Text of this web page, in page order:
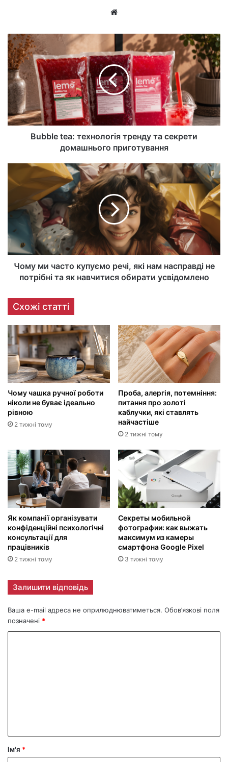
са
йт
Bubble tea: технологія тренду та секрети
домашнього приготування
Чому ми часто купуємо речі, які нам насправді не
потрібні та як навчитися обирати усвідомлено
Схожі статті
Чому чашка ручної роботи
ніколи не буває ідеально
рівною
2 тижні тому
Проба, алергія, потемніння:
питання про золоті
каблучки, які ставлять
найчастіше
2 тижні тому
Як компанії організувати
конфіденційні психологічні
консультації для
працівників
2 тижні тому
Секреты мобильной
фотографии: как выжать
максимум из камеры
смартфона Google Pixel
3 тижні тому
Залишити відповідь
Ваша e-mail адреса не оприлюднюватиметься. Обов’язкові поля
позначені *
рІм'я *